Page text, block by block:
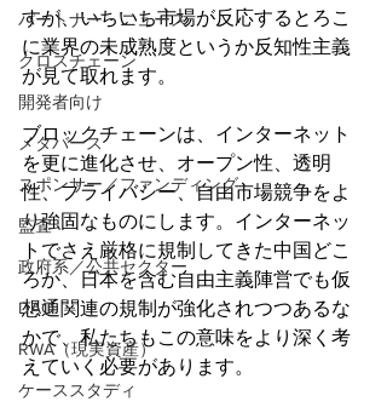
パートナー・ニュース
クロスチェーン
開発者向け
メタバース
スポンサー／ファンディング
監査
政府系／公共セクター
DAO
RWA（現実資産）
ケーススタディ
すが、いちいち市場が反応するとろこ
に業界の未成熟度というか反知性主義
が見て取れます。
ブロックチェーンは、インターネット
を更に進化させ、オープン性、透明
性、プライバシー、自由市場競争をよ
り強固なものにします。インターネッ
トでさえ厳格に規制してきた中国どこ
ろか、日本を含む自由主義陣営でも仮
想通関連の規制が強化されつつあるな
かで、私たちもこの意味をより深く考
えていく必要があります。